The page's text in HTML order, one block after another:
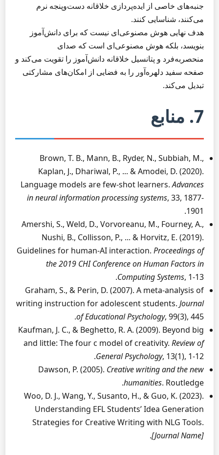
جنبه‌های خاصی از ایده‌پردازی خلاقانه دست‌و‌پنجه نرم
می‌کنند، شناسایی کنند.
هدف نهایی هوش مصنوعی‌ای نیست که برای دانش‌آموز
بنویسد، بلکه هوش مصنوعی‌ای است که صدای
منحصربه‌فرد و پتانسیل خلاقانه دانش‌آموز را تقویت می‌کند و
صفحه سفید دلهره‌آور را به فضایی از امکان‌های مشارکتی
تبدیل می‌کند.
7. منابع
Brown, T. B., Mann, B., Ryder, N., Subbiah, M.,
Kaplan, J., Dhariwal, P., ... & Amodei, D. (2020).
Language models are few-shot learners.Advances
in neural information processing systems, 33, 1877-
1901.
Amershi, S., Weld, D., Vorvoreanu, M., Fourney, A.,
Nushi, B., Collisson, P., ... & Horvitz, E. (2019).
Guidelines for human-AI interaction. Proceedings of
the 2019 CHI Conference on Human Factors in
Computing Systems, 1-13.
Graham, S., & Perin, D. (2007). A meta-analysis of
writing instruction for adolescent students. Journal
of Educational Psychology, 99(3), 445.
Kaufman, J. C., & Beghetto, R. A. (2009). Beyond big
and little: The four c model of creativity. Review of
General Psychology, 13(1), 1-12.
Dawson, P. (2005). Creative writing and the new
humanities. Routledge.
Woo, D. J., Wang, Y., Susanto, H., & Guo, K. (2023).
Understanding EFL Students’ Idea Generation
Strategies for Creative Writing with NLG Tools.
[Journal Name]
.